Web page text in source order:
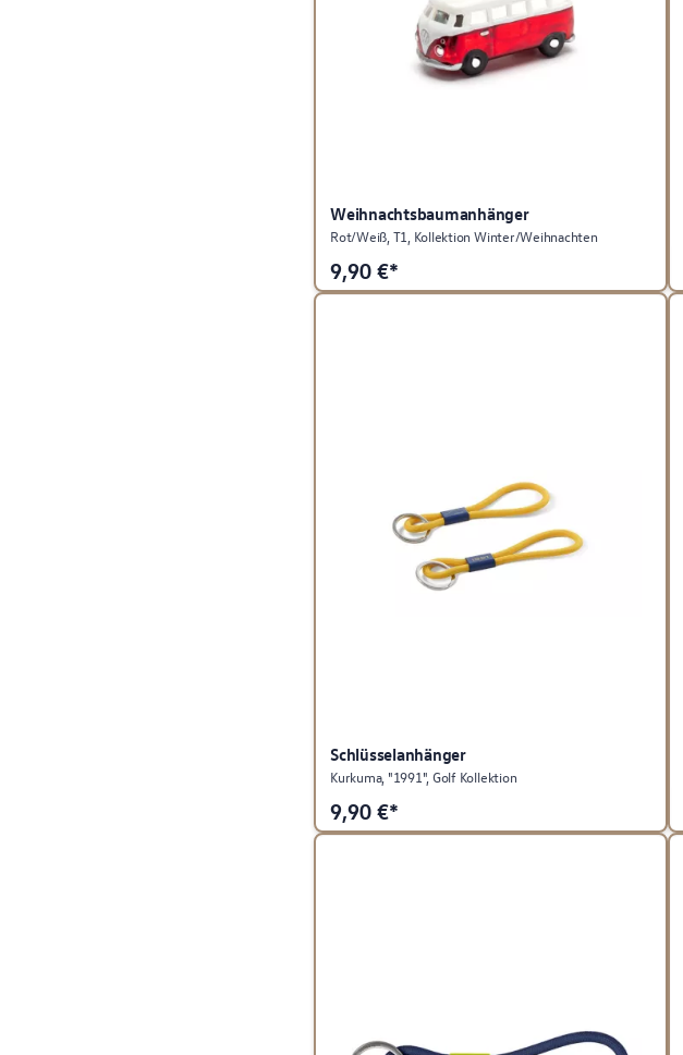
Weihnachtsbaumanhänger
Rot/Weiß, T1, Kollektion Winter/Weihnachten
9,90 €*
Schlüsselanhänger
Kurkuma, "1991", Golf Kollektion
9,90 €*